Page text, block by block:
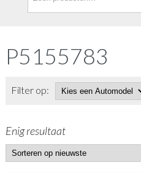
P5155783
Filter op:
Enig resultaat